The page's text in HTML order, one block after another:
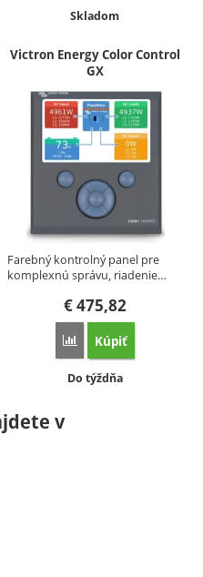
Dostupnosť:
Skladom
Victron Energy Color Control
GX
Farebný kontrolný panel pre
komplexnú správu, riadenie…
€475,82
Porovnať
Kúpiť
Dostupnosť:
Do týždňa
v